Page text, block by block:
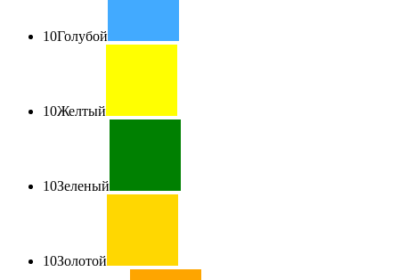
10Голубой
10Желтый
10Зеленый
10Золотой